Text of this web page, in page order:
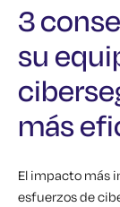
3
su
más
El impacto más
esfuerzos de